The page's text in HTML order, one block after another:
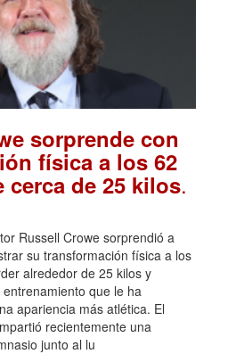
sorprende con
física a los 62
cerca de 25 kilos.
Russell Crowe sorprendió a
su transformación física a los
alrededor de 25 kilos y
que le ha
apariencia más atlética. El
recientemente una
junto al lu